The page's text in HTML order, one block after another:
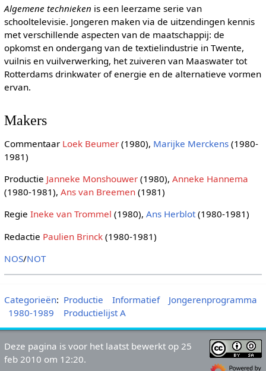
Algemene technieken is een leerzame serie van
schooltelevisie. Jongeren maken via de uitzendingen kennis
met verschillende aspecten van de maatschappij: de
opkomst en ondergang van de textielindustrie in Twente,
vuilnis en vuilverwerking, het zuiveren van Maaswater tot
Rotterdams drinkwater of energie en de alternatieve vormen
ervan.
Makers
Commentaar Loek Beumer(1980), Marijke Merckens(1980-
1981)
Productie Janneke Monshouwer(1980), Anneke Hannema
(1980-1981), Ans van Breemen(1981)
Regie Ineke van Trommel (1980), Ans Herblot(1980-1981)
Redactie Paulien Brinck(1980-1981)
NOS/NOT
Categorieën: Productie Informatief
Jongerenprogramma
1980-1989
Productielijst A
Deze pagina is voor het laatst bewerkt op 25
feb 2010 om 12:20.